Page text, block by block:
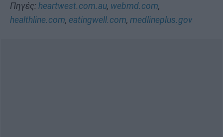
Πηγές: heartwest.com.au, webmd.com,
healthline.com, eatingwell.com, medlineplus.gov